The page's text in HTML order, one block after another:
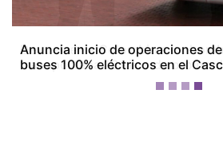
Devuelven a Colombia a un
transportaba 16 kilos de oro no